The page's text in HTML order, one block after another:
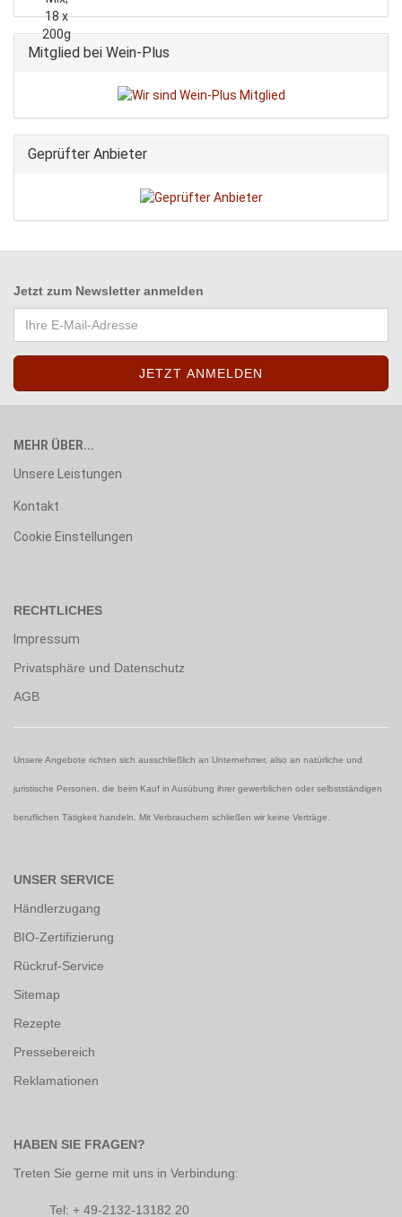
Mitglied bei Wein-Plus
Geprüfter Anbieter
Jetzt zum Newsletter anmelden
MEHR ÜBER...
Unsere Leistungen
Kontakt
Cookie Einstellungen
RECHTLICHES
Impressum
Privatsphäre und Datenschutz
AGB
Unsere Angebote richten sich ausschließlich an Unternehmer, also an natürliche und
juristische Personen, die beim Kauf in Ausübung ihrer gewerblichen oder selbstständigen
beruflichen Tätigkeit handeln. Mit Verbrauchern schließen wir keine Verträge.
UNSER SERVICE
Händlerzugang
BIO-Zertifizierung
Rückruf-Service
Sitemap
Rezepte
Pressebereich
Reklamationen
HABEN SIE FRAGEN?
Treten Sie gerne mit uns in Verbindung:
Tel: + 49-2132-13182 20